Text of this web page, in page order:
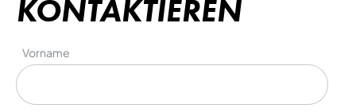
KONTAKTIEREN
Vorname